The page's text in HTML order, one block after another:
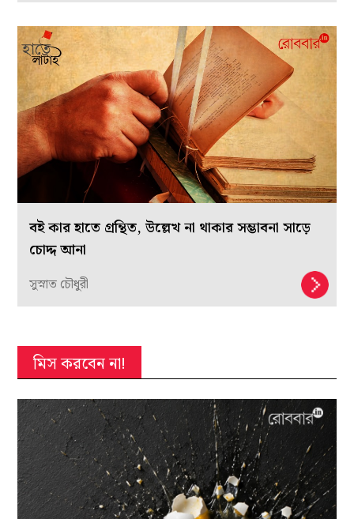
বই কার হাতে গ্রন্থিত, উল্লেখ না থাকার সম্ভাবনা সাড়ে
চোদ্দ আনা
সুস্নাত চৌধুরী
মিস করবেন না!